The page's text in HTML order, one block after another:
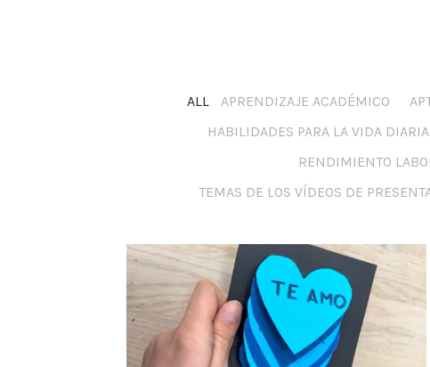
ALL APRENDIZAJE ACADÉMICO
HABILIDADES PARA LA VIDA DIARIA
RENDIMIENTO
TEMAS DE LOS VÍDEOS DE